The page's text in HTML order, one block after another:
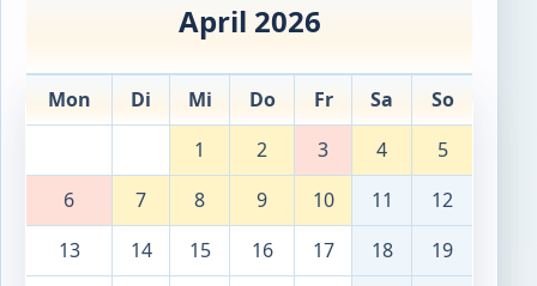
April 2026
Mon Di Mi Do Fr Sa
So
1
2 3 4
5
6
7 8 9 10 11
12
13
14 15 16 17 18
19